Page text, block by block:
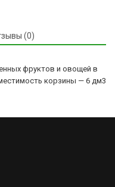
(0)
фруктов и овощей в
корзины — 6 дм3